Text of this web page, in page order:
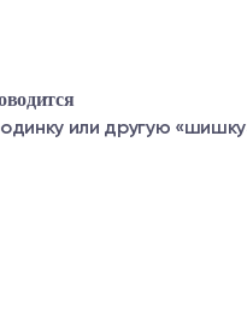
или другую